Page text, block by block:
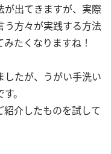
が出てきますが、実際
う方々が実践する方法
たくなりますね！
たが、うがい手洗い
。
介したものを試して